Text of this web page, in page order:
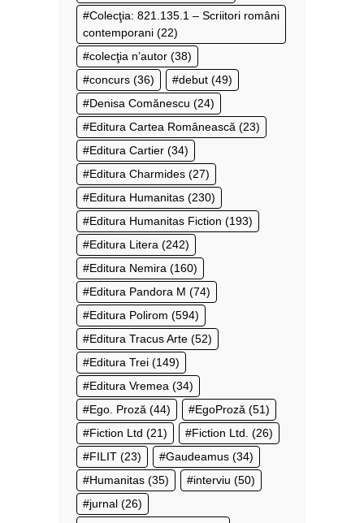
Colecţia: 821.135.1 – Scriitori români
contemporani (22)
colecţia n’autor (38)
concurs (36) debut (49)
Denisa Comănescu (24)
Editura Cartea Românească (23)
Editura Cartier (34)
Editura Charmides (27)
Editura Humanitas (230)
Editura Humanitas Fiction (193)
Editura Litera (242)
Editura Nemira (160)
Editura Pandora M (74)
Editura Polirom (594)
Editura Tracus Arte (52)
Editura Trei (149)
Editura Vremea (34)
Ego. Proză (44) EgoProză (51)
Fiction Ltd (21) Fiction Ltd. (26)
FILIT (23) Gaudeamus (34)
Humanitas (35) interviu (50)
jurnal (26)